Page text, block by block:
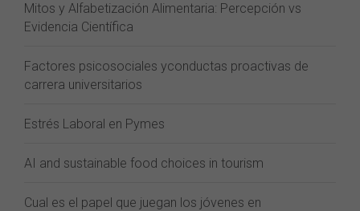
Mitos y Alfabetización Alimentaria: Percepción vs
Evidencia Científica
Factores psicosociales yconductas proactivas de
carrera universitarios
Estrés Laboral en Pymes
AI and sustainable food choices in tourism
Cual es el papel que juegan los jóvenes en